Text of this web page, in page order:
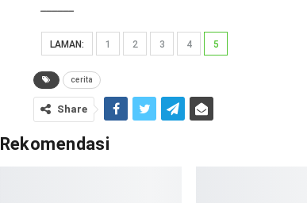
LAMAN: 1 2 3 4 5
cerita
Share
Rekomendasi